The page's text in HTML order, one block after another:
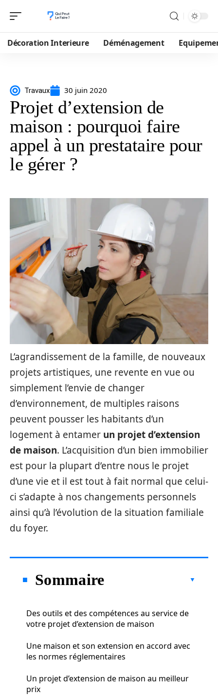
Décoration Interieure Déménagement
Travaux 30 juin 2020
Projet d’extension de
maison : pourquoi faire
appel à un prestataire pour
le gérer ?
L’agrandissement de la famille, de nouveaux
projets artistiques, une revente en vue ou
simplement l’envie de changer
d’environnement, de multiples raisons
peuvent pousser les habitants d’un
logement à entamer un projet d’extension
de maison. L’acquisition d’un bien immobilier
est pour la plupart d’entre nous le projet
d’une vie et il est tout à fait normal que celui-
ci s’adapte à nos changements personnels
ainsi qu’à l’évolution de la situation familiale
du foyer.
Sommaire
Des outils et des compétences au service de
votre projet d’extension de maison
Une maison et son extension en accord avec
les normes réglementaires
Un projet d’extension de maison au meilleur
prix